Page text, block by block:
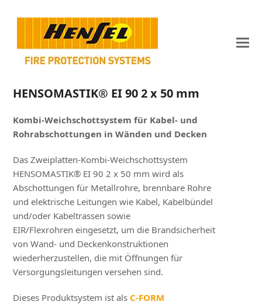
HENSOMASTIK® EI 90 2 x 50 mm
Kombi-Weichschottsystem für Kabel- und
Rohrabschottungen in Wänden und Decken
Das Zweiplatten-Kombi-Weichschottsystem
HENSOMASTIK® EI 90 2 x 50 mm wird als
Abschottungen für Metallrohre, brennbare Rohre
und elektrische Leitungen wie Kabel, Kabelbündel
und/oder Kabeltrassen sowie
EIR/Flexrohren eingesetzt, um die Brandsicherheit
von Wand- und Deckenkonstruktionen
wiederherzustellen, die mit Öffnungen für
Versorgungsleitungen versehen sind.
Dieses Produktsystem ist als C-FORM